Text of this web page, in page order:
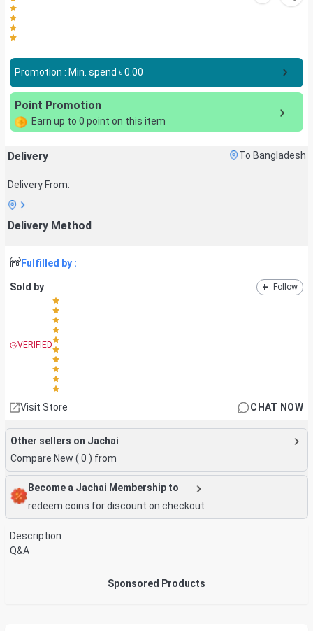
Promotion : Min. spend ৳0.00
Point Promotion
Earn up to 0 point on this item
Delivery To Bangladesh
Delivery From:
Delivery Method
Fulfilled by :
Sold by + Follow
VERIFIED
Visit Store CHAT NOW
Other sellers on Jachai
Compare New ( 0 ) from
Become a Jachai Membership to
redeem coins for discount on checkout
Description
Q&A
Sponsored Products